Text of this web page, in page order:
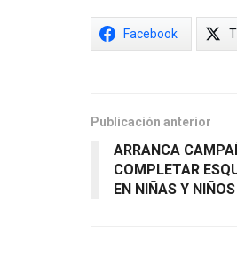
Facebook
Publicación anterior
ARRANCA
COMPLETAR
EN NIÑAS Y NIÑOS